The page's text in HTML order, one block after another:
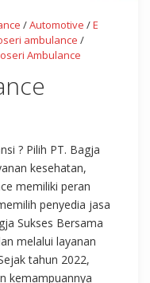
/Automotive /E
ambulance /
Ambulance
? Pilih PT. Bagja
kesehatan,
memiliki peran
penyedia jasa
Sukses Bersama
melalui layanan
tahun 2022,
kemampuannya